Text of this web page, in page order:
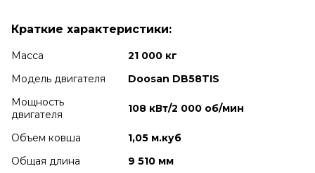
Краткие характеристики:
Масса
21 000 кг
Модель двигателя
Doosan DB58TIS
Мощность
двигателя
108 кВт/2 000 об/мин
Объем ковша
1,05 м.куб
Общая длина
9 510 мм